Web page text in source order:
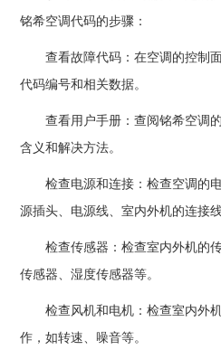
铭希空调代码的步骤：
查看故障代码：在空调的控制面
代码编号和相关数据。
查看用户手册：查阅铭希空调的
含义和解决方法。
检查电源和连接：检查空调的电
源插头、电源线、室内外机的连接线
检查传感器：检查室内外机的传
传感器、湿度传感器等。
检查风机和电机：检查室内外机
作，如转速、噪音等。